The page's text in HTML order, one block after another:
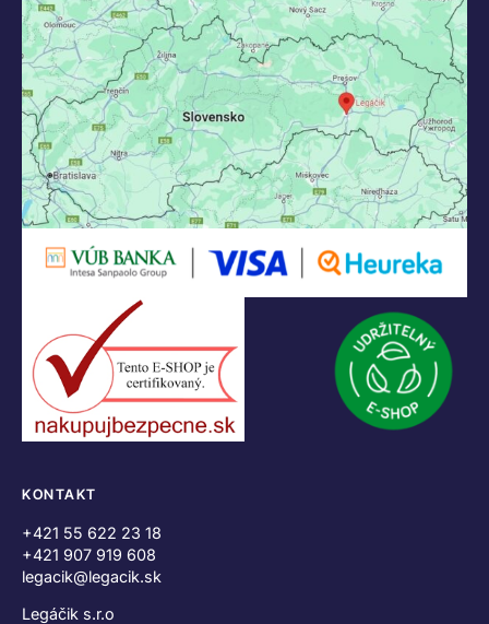
KONTAKT
+421 55 622 23 18
+421 907 919 608
legacik@legacik.sk
Legáčik s.r.o